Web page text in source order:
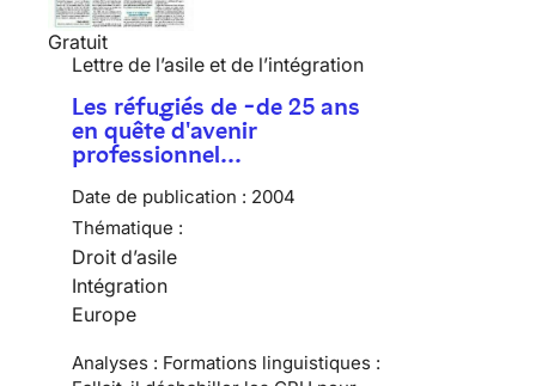
Gratuit
Lettre de l’asile et de l’intégration
Les réfugiés de -de 25 ans
en quête d'avenir
professionnel…
Date de publication : 2004
Thématique :
Droit d’asile
Intégration
Europe
Analyses : Formations linguistiques :